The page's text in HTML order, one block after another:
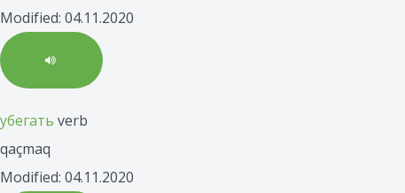
Modified: 04.11.2020
убегать verb
qaçmaq
Modified: 04.11.2020